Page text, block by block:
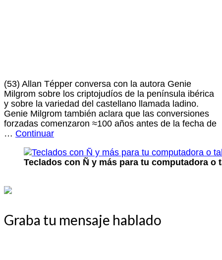
(53) Allan Tépper conversa con la autora Genie
Milgrom sobre los criptojudíos de la península ibérica
y sobre la variedad del castellano llamada ladino.
Genie Milgrom también aclara que las conversiones
forzadas comenzaron ≈100 años antes de la fecha de
… Continuar
Teclados con Ñ y más para tu computadora o
Graba tu mensaje hablado